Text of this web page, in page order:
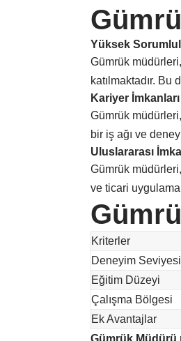
Yüksek
Gümrük
katılmaktadır. Bu
Kariyer İmkanları
Gümrük
bir iş ağı ve
Uluslararası
Gümrük
ve ticari
Kriterler
Deneyim Seviyesi
Eğitim Düzeyi
Çalışma Bölgesi
Ek Avantajlar
Gümrük Müdürü